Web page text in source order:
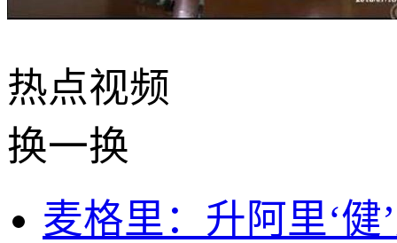
热点视频
换一换
麦格里：升阿里‘